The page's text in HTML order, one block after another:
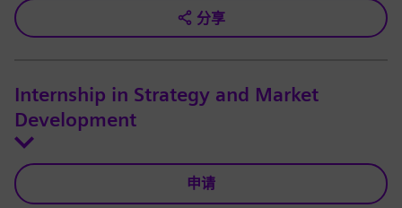
分享
Internship in Strategy and Market
Development
申请